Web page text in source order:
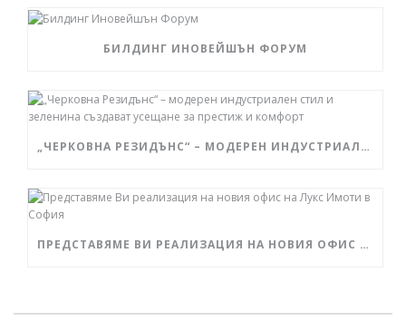
БИЛДИНГ ИНОВЕЙШЪН ФОРУМ
„ЧЕРКОВНА РЕЗИДЪНС“ – МОДЕРЕН ИНДУСТРИАЛЕН СТИЛ И ЗЕЛЕНИНА СЪЗДАВАТ УСЕЩАНЕ ЗА ПРЕСТИЖ И КОМФОРТ
ПРЕДСТАВЯМЕ ВИ РЕАЛИЗАЦИЯ НА НОВИЯ ОФИС НА ЛУКС ИМОТИ В СОФИЯ